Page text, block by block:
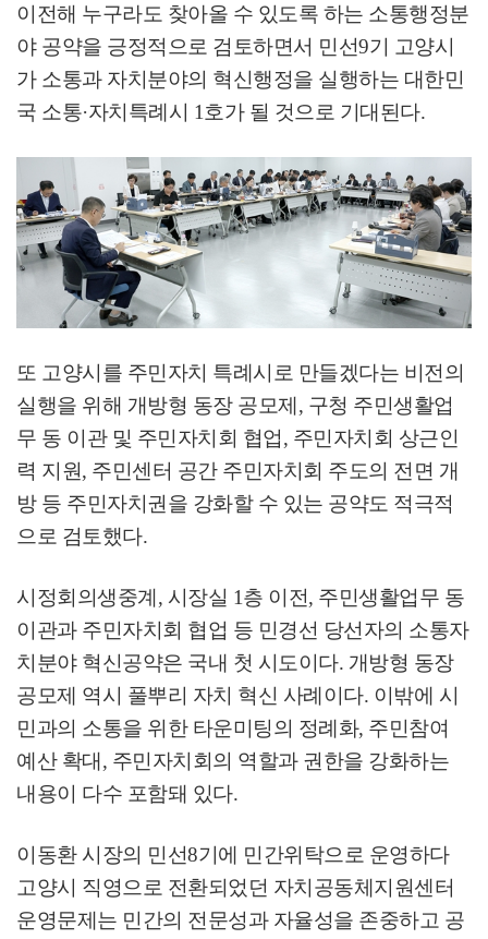
이전해 누구라도 찾아올 수 있도록 하는 소통행정분
야 공약을 긍정적으로 검토하면서 민선9기 고양시
가 소통과 자치분야의 혁신행정을 실행하는 대한민
국 소통·자치특례시 1 호가 될 것으로 기대된다.
또 고양시를 주민자치 특례시로 만들겠다는 비전의
실행을 위해 개방형 동장 공모제, 구청 주민생활업
무 동 이관 및 주민자치회 협업, 주민자치회 상근인
력 지원, 주민센터 공간 주민자치회 주도의 전면 개
방 등 주민자치권을 강화할 수 있는 공약도 적극적
으로 검토했다.
시정회의생중계, 시장실 1층 이전, 주민생활업무 동
이관과 주민자치회 협업 등 민경선 당선자의 소통자
치분야 혁신공약은 국내 첫 시도이다. 개방형 동장
공모제 역시 풀뿌리 자치 혁신 사례이다. 이밖에 시
민과의 소통을 위한 타운미팅의 정례화, 주민참여
예산 확대, 주민자치회의 역할과 권한을 강화하는
내용이 다수 포함돼 있다.
이동환 시장의 민선8기에 민간위탁으로 운영하다
고양시 직영으로 전환되었던 자치공동체지원센터
운영문제는 민간의 전문성과 자율성을 존중하고 공